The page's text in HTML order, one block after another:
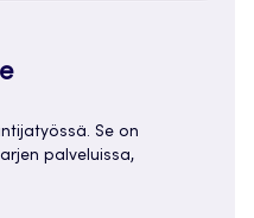
Se on
palveluissa,